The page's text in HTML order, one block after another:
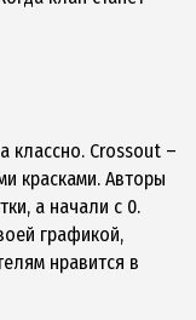
классно. Crossout –
красками. Авторы
а начали с 0.
графикой,
нравится в